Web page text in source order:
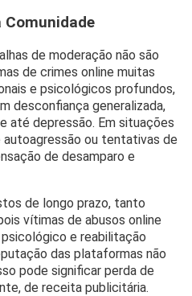
Comunidade
de moderação não são
de crimes online muitas
e psicológicos profundos,
desconfiança generalizada,
até depressão. Em situações
autoagressão ou tentativas de
de desamparo e
de longo prazo, tanto
vítimas de abusos online
e reabilitação
das plataformas não
pode significar perda de
de receita publicitária.